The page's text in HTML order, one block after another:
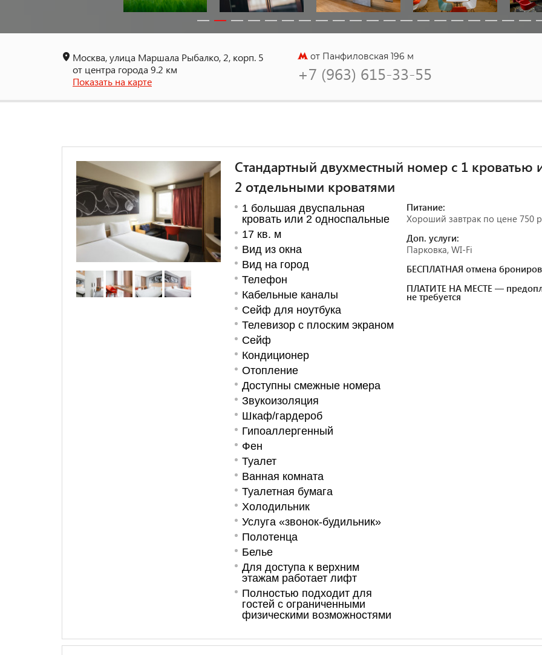
Москва, улица Маршала Рыбалко, 2, корп. 5
от центра города 9.2 км
Показать на карте
от Панфиловская 196 м
+7 (963) 615-33-55
Стандартный двухместный номер с 1 кроватью
2 отдельными кроватями
1 большая двуспальная
кровать или 2 односпальные
17 кв. м
Вид из окна
Вид на город
Телефон
Кабельные каналы
Сейф для ноутбука
Телевизор с плоским экраном
Сейф
Кондиционер
Отопление
Доступны смежные номера
Звукоизоляция
Шкаф/гардероб
Гипоаллергенный
Фен
Туалет
Ванная комната
Туалетная бумага
Холодильник
Услуга «звонок-будильник»
Полотенца
Белье
Для доступа к верхним
этажам работает лифт
Полностью подходит для
гостей с ограниченными
физическими возможностями
Питание:
Хороший завтрак по цене 750
Доп. услуги:
Парковка, WI-Fi
БЕСПЛАТНАЯ отмена
ПЛАТИТЕ НА МЕСТЕ —
не требуется